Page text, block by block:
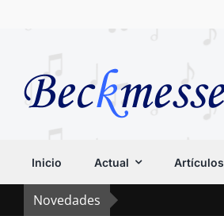
Inicio Actual Artículos
Novedades